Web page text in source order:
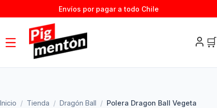
Envíos por pagar a todo Chile
🛒
Inicio / Tienda / Dragón Ball / Polera Dragon Ball Vegeta